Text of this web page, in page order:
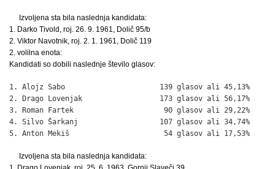
Izvoljena sta bila naslednja kandidata:
1. Darko Tivold, roj. 26. 9. 1961, Dolič 95/b
2. Viktor Navotnik, roj. 2. 1. 1961, Dolič 119
2. volilna enota:
Kandidati so dobili naslednje število glasov:
1. Alojz Sabo                      139 glasov ali 45,13%
2. Drago Lovenjak                  173 glasov ali 56,17%
3. Roman Fartek                     90 glasov ali 29,22%
4. Silvo Šarkanj                   107 glasov ali 34,74%
5. Anton Mekiš                      54 glasov ali 17,53%
Izvoljena sta bila naslednja kandidata: